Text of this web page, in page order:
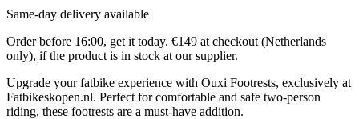
Same-day delivery available
Order before 16:00, get it today. €149 at checkout (Netherlands
only), if the product is in stock at our supplier.
Upgrade your fatbike experience with Ouxi Footrests, exclusively at
Fatbikeskopen.nl. Perfect for comfortable and safe two-person
riding, these footrests are a must-have addition.